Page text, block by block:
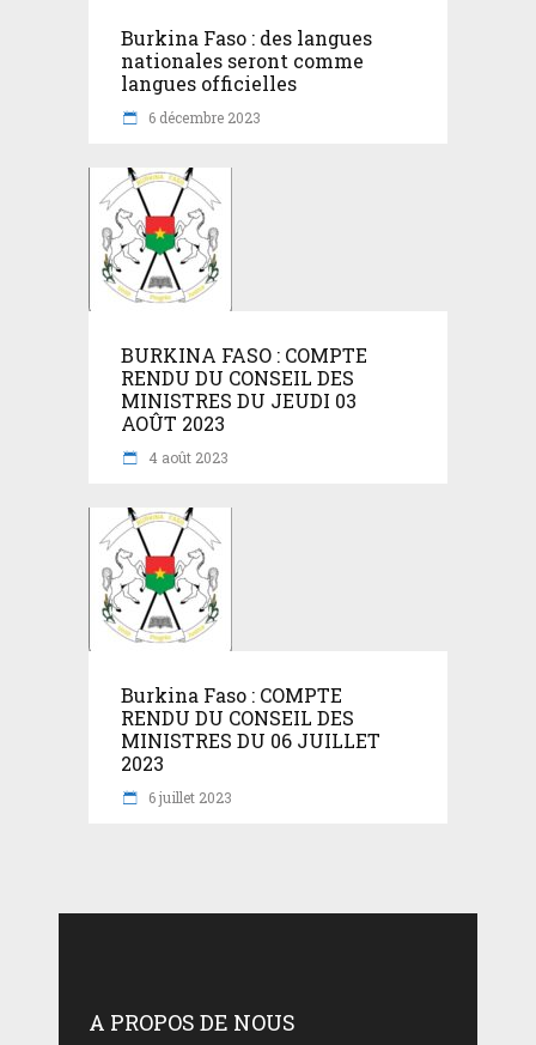
Burkina Faso : des langues
nationales seront comme
langues officielles
6 décembre 2023
BURKINA FASO : COMPTE
RENDU DU CONSEIL DES
MINISTRES DU JEUDI 03
AOÛT 2023
4 août 2023
Burkina Faso : COMPTE
RENDU DU CONSEIL DES
MINISTRES DU 06 JUILLET
2023
6 juillet 2023
A PROPOS DE NOUS